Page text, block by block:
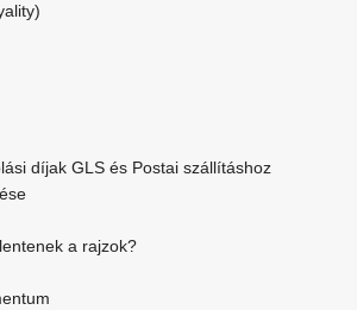
díjak GLS és Postai szállításhoz
a rajzok?